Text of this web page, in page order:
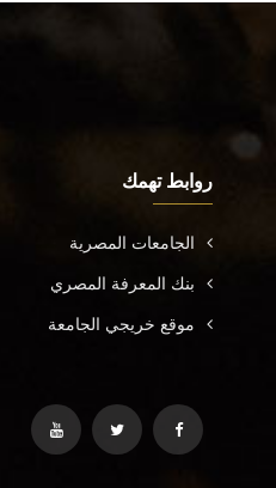
روابط تهمك
الجامعات المصرية
بنك المعرفة المصري
موقع خريجي الجامعة